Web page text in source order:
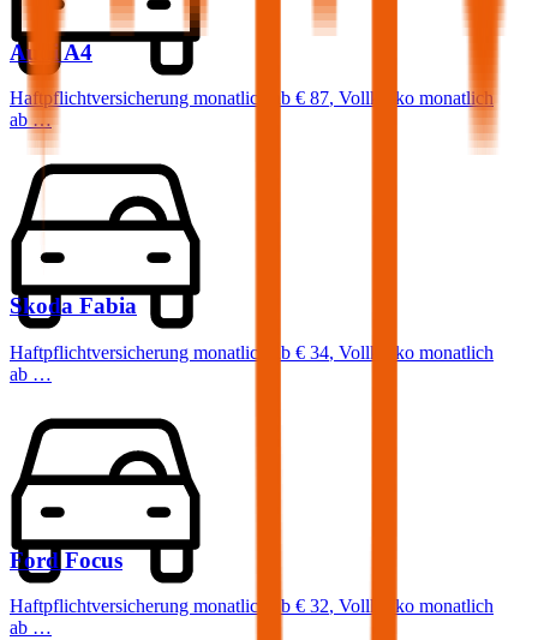
Audi A4
Haftpflichtversicherung monatlich ab € 87, Vollkasko monatlich
ab …
Skoda Fabia
Haftpflichtversicherung monatlich ab € 34, Vollkasko monatlich
ab …
Ford Focus
Haftpflichtversicherung monatlich ab € 32, Vollkasko monatlich
ab …